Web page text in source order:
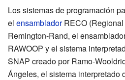
Los sistemas de programación
el ensambladorRECO
Remington-Rand, el
RAWOOP y el sistema
SNAP creado porRamo-
Ángeles, el sistema interpretado